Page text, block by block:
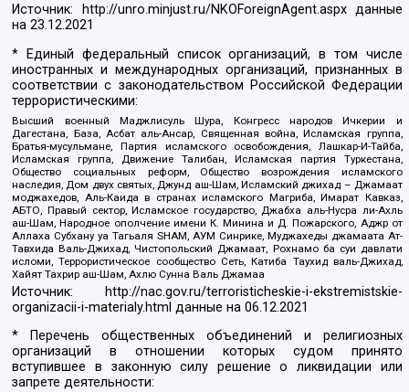
Источник: http://unro.minjust.ru/NKOForeignAgent.aspxданные
на23.12.2021
* Единый федеральный список организаций, в том числе
иностранных и международных организаций, признанных в
соответствии с законодательством Российской Федерации
террористическими:
Высший военный Маджлисуль Шура, Конгресс народов Ичкерии и
Дагестана, База, Асбат аль-Ансар, Священная война, Исламская группа,
Братья-мусульмане, Партия исламского освобождения, Лашкар-И-Тайба,
Исламская группа, Движение Талибан, Исламская партия Туркестана,
Общество социальных реформ, Общество возрождения исламского
наследия, Дом двух святых, Джунд аш-Шам, Исламский джихад – Джамаат
моджахедов, Аль-Каида в странах исламского Магриба, Имарат Кавказ,
АБТО, Правый сектор, Исламское государство, Джабха аль-Нусра ли-Ахль
аш-Шам, Народное ополчение имени К. Минина и Д. Пожарского, Аджр от
Аллаха Субхану уа Тагьаля SHAM, АУМ Синрике, Муджахеды джамаата Ат-
Тавхида Валь-Джихад, Чистопольский Джамаат, Рохнамо ба суи давлати
исломи, Террористическое сообщество Сеть, Катиба Таухид валь-Джихад,
Хайят Тахрир аш-Шам, Ахлю Сунна Валь Джамаа
Источник:
http://nac.gov.ru/terroristicheskie-i-ekstremistskie-
organizacii-i-materialy.html данные на06.12.2021
* Перечень общественных объединений и религиозных
организаций в отношении которых судом принято
вступившее в законную силу решение о ликвидации или
запрете деятельности: